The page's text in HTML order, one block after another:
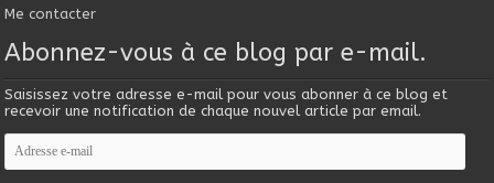
Me contacter
Abonnez-vous à ce blog par e-mail.
Saisissez votre adresse e-mail pour vous abonner à ce blog et
recevoir une notification de chaque nouvel article par email.
Adresse
e-
mail